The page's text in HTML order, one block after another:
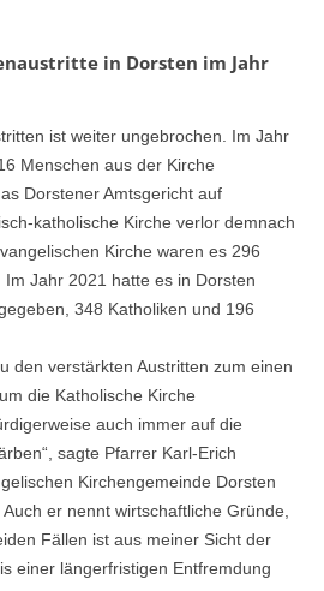
in Dorsten im Jahr
ist weiter ungebrochen. Im Jahr
Menschen aus der Kirche
Dorstener Amtsgericht auf
katholische Kirche verlor demnach
Kirche waren es 296
Jahr 2021 hatte es in Dorsten
348 Katholiken und 196
den verstärkten Austritten zum einen
die Katholische Kirche
auch immer auf die
sagte Pfarrer Karl-Erich
Kirchengemeinde Dorsten
er nennt wirtschaftliche Gründe,
Fällen ist aus meiner Sicht der
einer längerfristigen Entfremdung